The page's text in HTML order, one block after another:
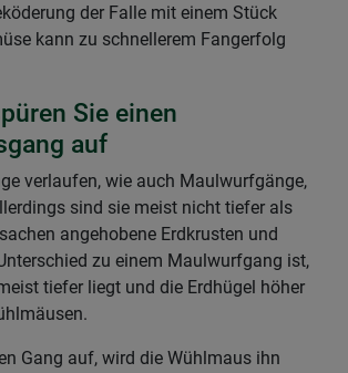
der Falle mit einem Stück
kann zu schnellerem Fangerfolg
Sie einen
auf
verlaufen, wie auch Maulwurfgänge,
sind sie meist nicht tiefer als
angehobene Erdkrusten und
zu einem Maulwurfgang ist,
tiefer liegt und die Erdhügel höher
Gang auf, wird die Wühlmaus ihn